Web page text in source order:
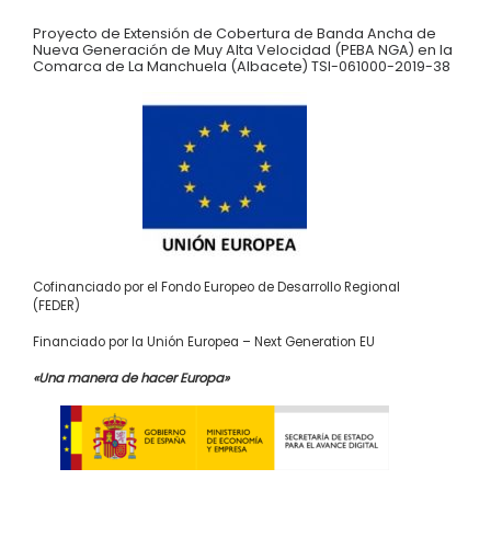
Proyecto de Extensión de Cobertura de Banda Ancha de
Nueva Generación de Muy Alta Velocidad (PEBA NGA) en la
Comarca de La Manchuela (Albacete) TSI-061000-2019-38
Cofinanciado por el Fondo Europeo de Desarrollo Regional
(FEDER)
Financiado por la Unión Europea – Next Generation EU
«Una manera de hacer Europa»